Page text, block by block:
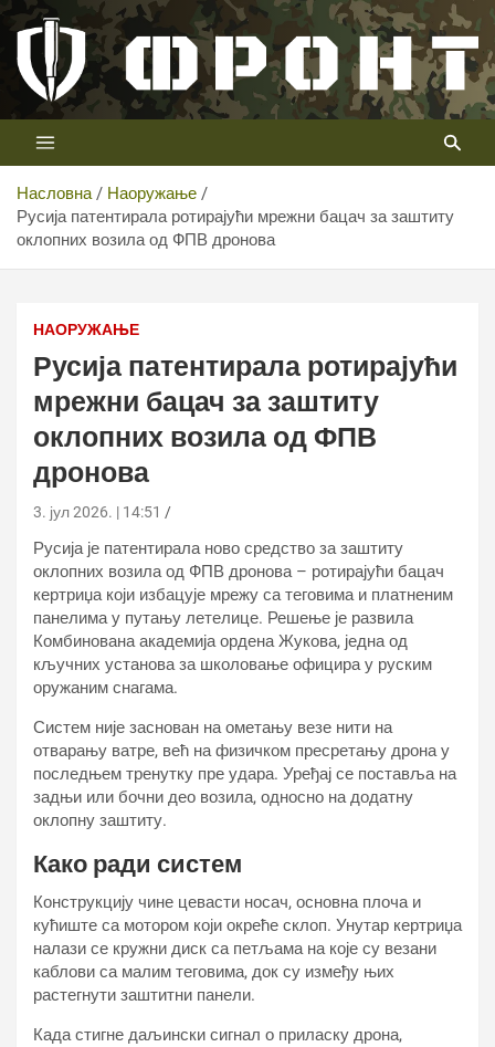
Скип
цонтент
Телевизија ФРОНТ
Први војни канал у Србији
Насловна
Наоружање
Русија патентирала ротирајући мрежни бацач за заштиту
оклопних возила од ФПВ дронова
НАОРУЖАЊЕ
Русија патентирала ротирајући
мрежни бацач за заштиту
оклопних возила од ФПВ
дронова
3. јул 2026. | 14:51
Русија је патентирала ново средство за заштиту
оклопних возила од ФПВ дронова – ротирајући бацач
кертриџа који избацује мрежу са теговима и платненим
панелима у путању летелице. Решење је развила
Комбинована академија ордена Жукова, једна од
кључних установа за школовање официра у руским
оружаним снагама.
Систем није заснован на ометању везе нити на
отварању ватре, већ на физичком пресретању дрона у
последњем тренутку пре удара. Уређај се поставља на
задњи или бочни део возила, односно на додатну
оклопну заштиту.
Како ради систем
Конструкцију чине цевасти носач, основна плоча и
кућиште са мотором који окреће склоп. Унутар кертриџа
налази се кружни диск са петљама на које су везани
каблови са малим теговима, док су између њих
растегнути заштитни панели.
Када стигне даљински сигнал о приласку дрона,